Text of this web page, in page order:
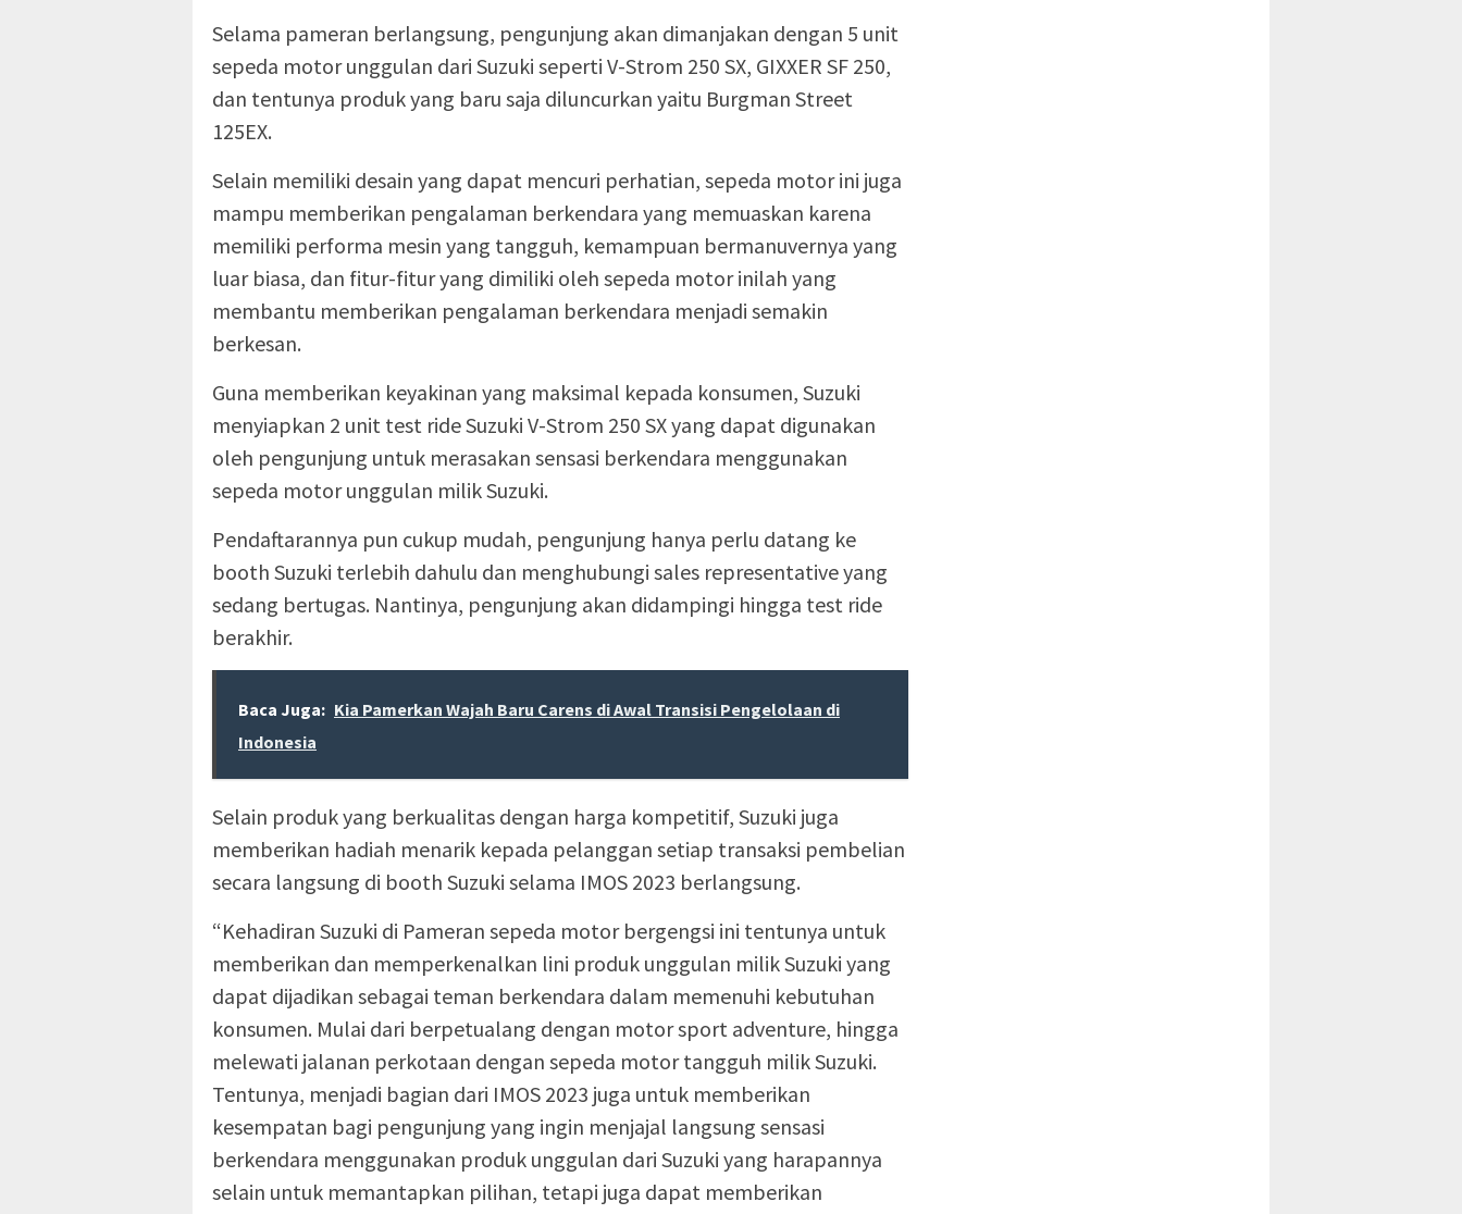
Selama pameran berlangsung, pengunjung akan dimanjakan dengan 5 unit
sepeda motor unggulan dari Suzuki seperti V-Strom 250 SX, GIXXER SF 250,
dan tentunya produk yang baru saja diluncurkan yaitu Burgman Street
125EX.
Selain memiliki desain yang dapat mencuri perhatian, sepeda motor ini juga
mampu memberikan pengalaman berkendara yang memuaskan karena
memiliki performa mesin yang tangguh, kemampuan bermanuvernya yang
luar biasa, dan fitur-fitur yang dimiliki oleh sepeda motor inilah yang
membantu memberikan pengalaman berkendara menjadi semakin
berkesan.
Guna memberikan keyakinan yang maksimal kepada konsumen, Suzuki
menyiapkan 2 unit test ride Suzuki V-Strom 250 SX yang dapat digunakan
oleh pengunjung untuk merasakan sensasi berkendara menggunakan
sepeda motor unggulan milik Suzuki.
Pendaftarannya pun cukup mudah, pengunjung hanya perlu datang ke
booth Suzuki terlebih dahulu dan menghubungi sales representative yang
sedang bertugas. Nantinya, pengunjung akan didampingi hingga test ride
berakhir.
Baca Juga: Kia Pamerkan Wajah Baru Carens di Awal Transisi Pengelolaan di
Indonesia
Selain produk yang berkualitas dengan harga kompetitif, Suzuki juga
memberikan hadiah menarik kepada pelanggan setiap transaksi pembelian
secara langsung di booth Suzuki selama IMOS 2023 berlangsung.
“Kehadiran Suzuki di Pameran sepeda motor bergengsi ini tentunya untuk
memberikan dan memperkenalkan lini produk unggulan milik Suzuki yang
dapat dijadikan sebagai teman berkendara dalam memenuhi kebutuhan
konsumen. Mulai dari berpetualang dengan motor sport adventure, hingga
melewati jalanan perkotaan dengan sepeda motor tangguh milik Suzuki.
Tentunya, menjadi bagian dari IMOS 2023 juga untuk memberikan
kesempatan bagi pengunjung yang ingin menjajal langsung sensasi
berkendara menggunakan produk unggulan dari Suzuki yang harapannya
selain untuk memantapkan pilihan, tetapi juga dapat memberikan